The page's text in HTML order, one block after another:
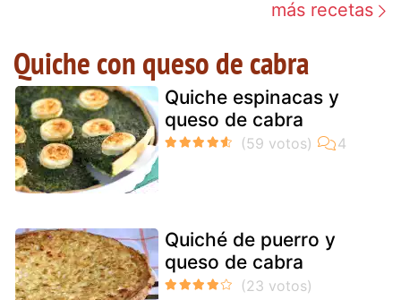
más recetas
Quiche con queso de cabra
Quiche espinacas y
queso de cabra
Quiché de puerro y
queso de cabra